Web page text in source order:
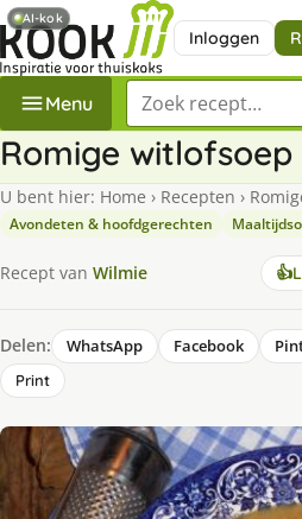
Inloggen
Menu Zoek een recept
Romige
U bent hier: Home › Recepten ›
Avondeten & hoofdgerechten
Recept van Wilmie 👍
Delen: WhatsApp Facebook
Print
AI-kok